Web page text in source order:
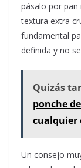
pásalo por pan
textura extra
fundamental
definida y no
Quizás
ponche
cualquier
Un consejo